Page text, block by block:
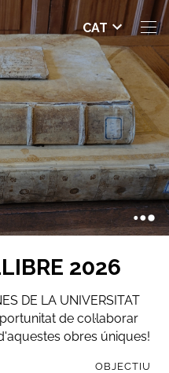
Seleccio
nar
idioma
CAT
2026
DE LA UNIVERSITAT
de col·laborar
obres úniques!
OBJECTIU